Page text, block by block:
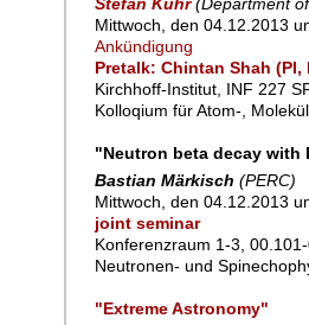
Stefan Kuhr (Department
Mittwoch, den 04.12.2013
Ankündigung
Pretalk: Chintan Shah
Kirchhoff-Institut, INF 227
Kolloqium für Atom-,
"Neutron beta decay with
Bastian Märkisch (PERC)
Mittwoch, den 04.12.2013
joint seminar
Konferenzraum 1-3,
Neutronen- und
"Extreme Astronomy"